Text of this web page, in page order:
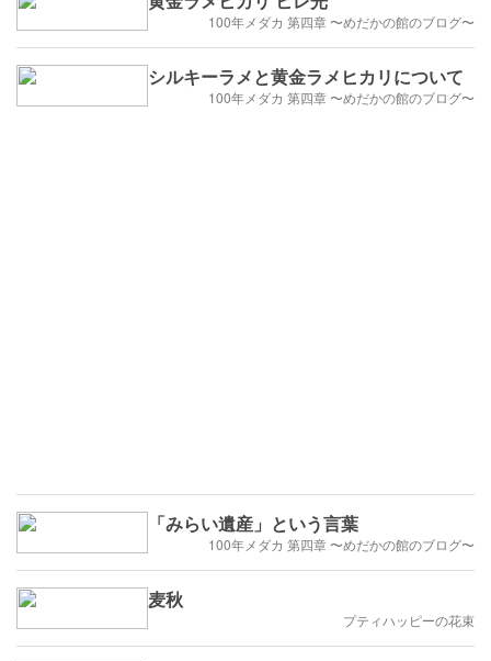
100年メダカ 第四章 〜めだかの館のブログ〜
シルキーラメと黄金ラメヒカリについて
100年メダカ 第四章 〜めだかの館のブログ〜
「みらい遺産」という言葉
100年メダカ 第四章 〜めだかの館のブログ〜
麦秋
プティハッピーの花束